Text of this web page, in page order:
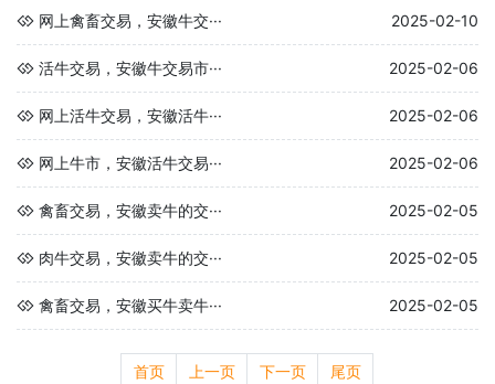
网上禽畜交易，安徽牛交··· 2025-02-10
活牛交易，安徽牛交易市··· 2025-02-06
网上活牛交易，安徽活牛··· 2025-02-06
网上牛市，安徽活牛交易··· 2025-02-06
禽畜交易，安徽卖牛的交··· 2025-02-05
肉牛交易，安徽卖牛的交··· 2025-02-05
禽畜交易，安徽买牛卖牛··· 2025-02-05
首页 上一页 下一页 尾页